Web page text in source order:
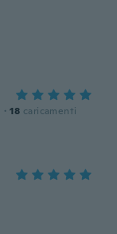
· 18 caricamenti